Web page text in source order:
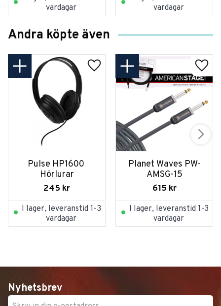
vardagar
vardagar
Andra köpte även
Pulse HP1600
Hörlurar
245 kr
I lager, leveranstid 1-3
vardagar
Planet Waves PW-
AMSG-15
615 kr
I lager, leveranstid 1-3
vardagar
Nyhetsbrev